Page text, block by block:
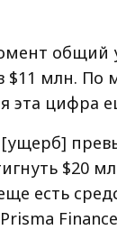
общий
$11 млн. По
эта цифра
[ущерб]
$20
есть